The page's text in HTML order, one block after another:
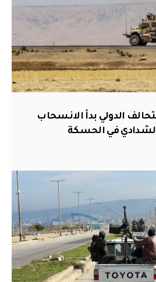
الدولي بدأ الانسحاب
الشدادي في الحسكة